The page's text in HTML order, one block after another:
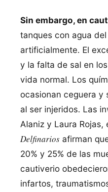
Sin embargo, en
tanques con agua
artificialmente. El
y la falta de sal en
vida normal. Los
ocasionan ceguera y
al ser injeridos. Las
Alaniz y Laura
Delfinariosafirman
20% y 25% de las
cautiverio
infartos,